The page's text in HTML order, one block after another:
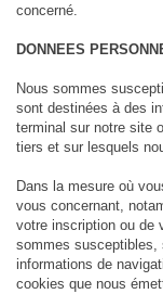
concerné.
DONNEES
Nous sommes
sont destinées à des
terminal sur notre site
tiers et sur lesquels
Dans la mesure où
vous concernant,
votre inscription ou de
sommes susceptibles,
informations de
cookies que nous